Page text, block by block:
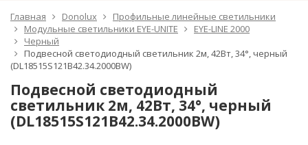
Главная Donolux
Профильные линейные светильники
Модульные светильники EYE-UNITE
EYE-LINE 2000
Черный
Подвесной светодиодный светильник 2м, 42Вт, 34°, черный
(DL18515S121B42.34.2000BW)
Подвесной светодиодный
светильник 2м, 42Вт, 34°, черный
(DL18515S121B42.34.2000BW)